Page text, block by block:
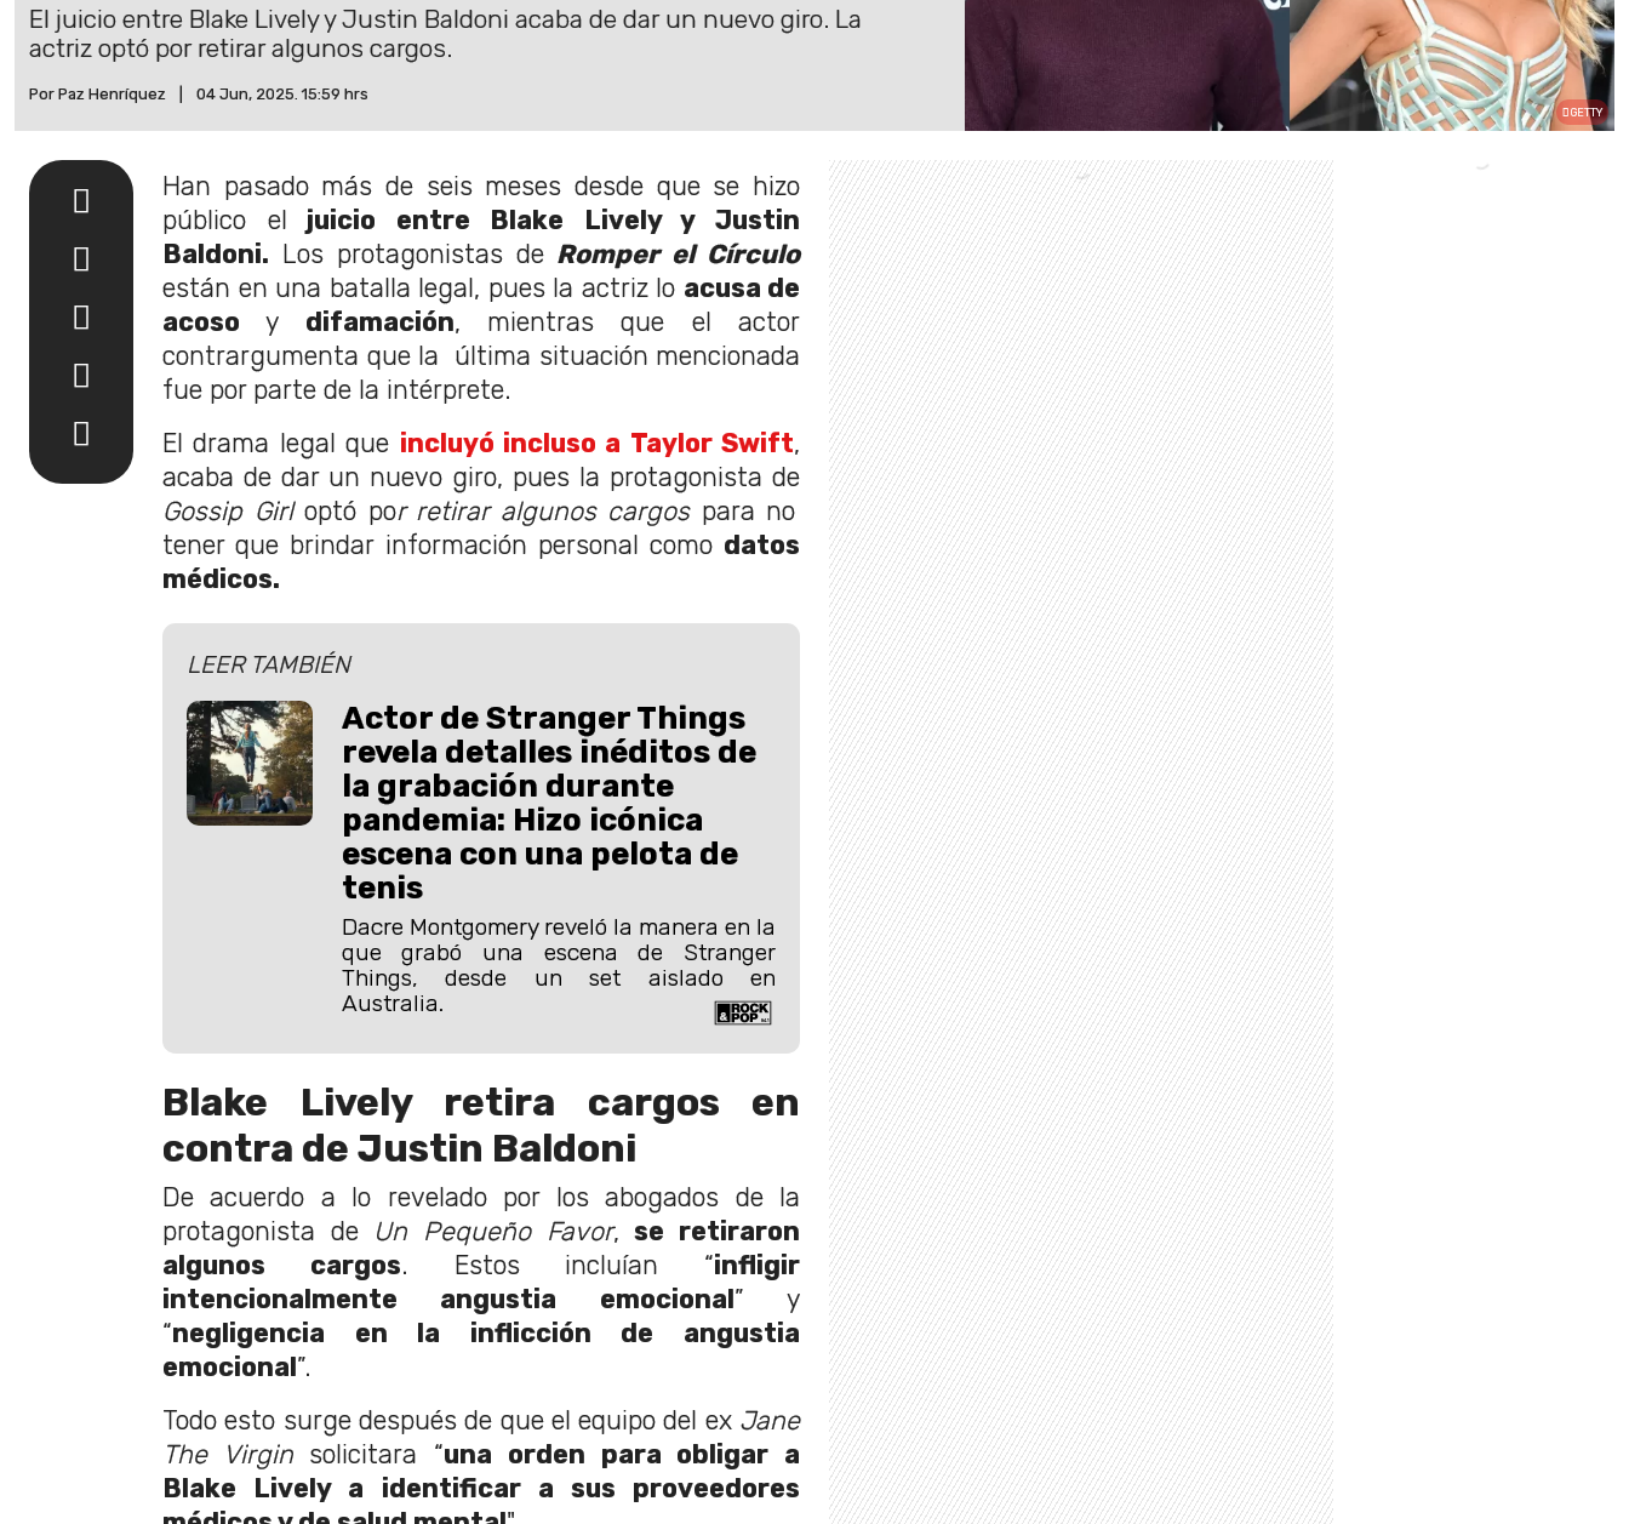
El juicio entre Blake Lively y Justin Baldoni acaba de dar un nuevo giro. La
actriz optó por retirar algunos cargos.
Por Paz Henríquez 04 Jun, 2025. 15:59 hrs
GETTY
Han pasado más de seis meses desde que se hizo
público el juicio entre Blake Lively y Justin
Baldoni. Los protagonistas de Romper el Círculo
están en una batalla legal, pues la actriz lo acusa de
acoso y difamación, mientras que el actor
contrargumenta que la última situación mencionada
fue por parte de la intérprete.
El drama legal que incluyó incluso a Taylor Swift,
acaba de dar un nuevo giro, pues la protagonista de
Gossip Girloptó por retirar algunos cargospara no
tener que brindar información personal como datos
médicos.
LEER TAMBIÉN
Actor de Stranger Things
revela detalles inéditos de
la grabación durante
pandemia: Hizo icónica
escena con una pelota de
tenis
Dacre Montgomery reveló la manera en la
que grabó una escena de Stranger
Things, desde un set aislado en
Australia.
Blake Lively retira cargos en
contra de Justin Baldoni
De acuerdo a lo revelado por los abogados de la
protagonista deUn Pequeño Favor,se retiraron
algunos cargos. Estos incluían “infligir
intencionalmente angustia emocional” y
“negligencia en la inflicción de angustia
emocional”.
Todo esto surge después de que el equipo del ex Jane
The Virginsolicitara “una orden para obligar a
Blake Lively a identificar a sus proveedores